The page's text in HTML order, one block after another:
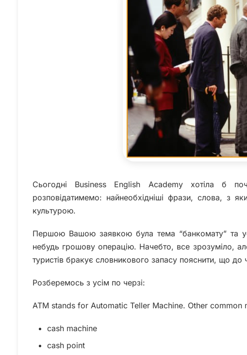
Сьогодні Business English Academy хотіла б
розповідатимемо: найнеобхідніші фрази, слова, з
культурою.
Першою Вашою заявкою була тема “банкомату” та
небудь грошову операцію. Начебто, все зрозуміло,
туристів бракує словникового запасу пояснити, що до
Розберемось з усім по черзі:
ATM stands for Automatic Teller Machine. Other common
cash machine
cash point